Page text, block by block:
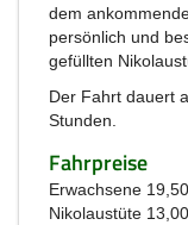
dem
persönlich und
gefüllten
Der Fahrt dauert
Stunden.
Fahrpreise
Erwachsene
Nikolaustüte